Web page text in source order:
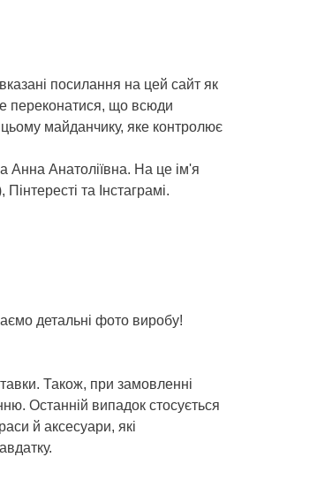
посилання на цей сайт як
переконатися, що всюди
майданчику, яке контролює
Анна Анатоліївна. На це ім'я
та Інстаграмі.
детальні фото виробу!
Також, при замовленні
Останній випадок стосується
й аксесуари, які